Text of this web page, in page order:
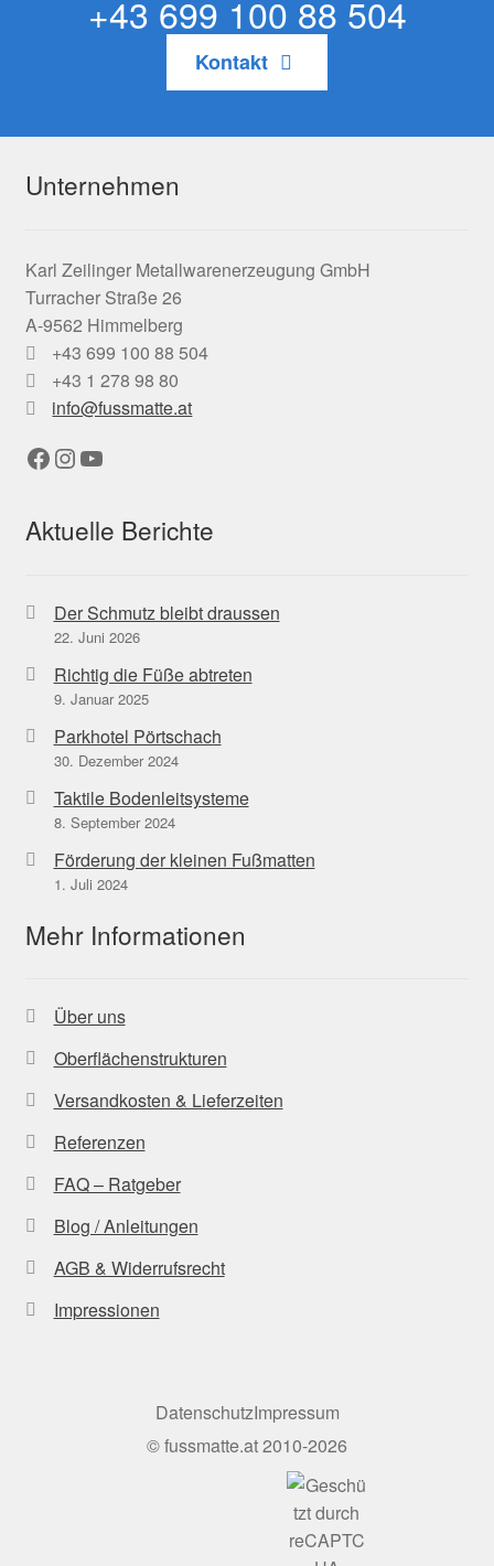
+43 699 100 88 504
Kontakt
Unternehmen
Karl Zeilinger Metallwarenerzeugung GmbH
Turracher Straße 26
A-9562 Himmelberg
+43 699 100 88 504
+43 1 278 98 80
info@fussmatte.at
Facebook
Instagram
YouTube
Aktuelle Berichte
Der Schmutz bleibt draussen
22. Juni 2026
Richtig die Füße abtreten
9. Januar 2025
Parkhotel Pörtschach
30. Dezember 2024
Taktile Bodenleitsysteme
8. September 2024
Förderung der kleinen Fußmatten
1. Juli 2024
Mehr Informationen
Über uns
Oberflächenstrukturen
Versandkosten & Lieferzeiten
Referenzen
FAQ – Ratgeber
Blog / Anleitungen
AGB & Widerrufsrecht
Impressionen
DatenschutzImpressum
©fussmatte.at2010-2026